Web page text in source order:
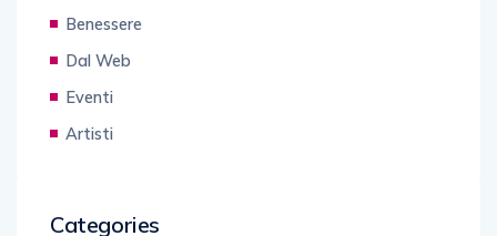
Benessere
Dal Web
Eventi
Artisti
Categories